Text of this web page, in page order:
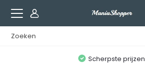
Scherpste prijzen